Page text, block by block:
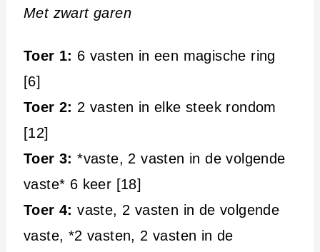
Met zwart garen
Toer 1: 6 vasten in een magische ring
[6]
Toer 2: 2 vasten in elke steek rondom
[12]
Toer 3:*vaste, 2 vasten in de volgende
vaste* 6 keer [18]
Toer 4:vaste, 2 vasten in de volgende
vaste, *2 vasten, 2 vasten in de